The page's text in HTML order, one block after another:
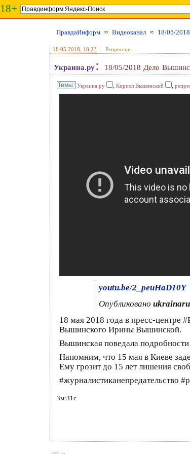
18+
ПравдаИнформ ≈ Видеоканал ≈ 18/05/
18.05.2018 , 18:23 Репрессии
Украина.ру: 18/05/2018 Дело
Украина.ру , Кирилл Вышинский ,
youtu.be/2_peuHaD10Y
Опубликовано ukrainaru
18 мая 2018 года в пресс-центре
Вышинского Ирины Вышинской.
Вышинская поведала
Напомним, что 15 мая в Киеве
Ему грозит до 15 лет лишения
#журналистиканепредательство
3м:31с